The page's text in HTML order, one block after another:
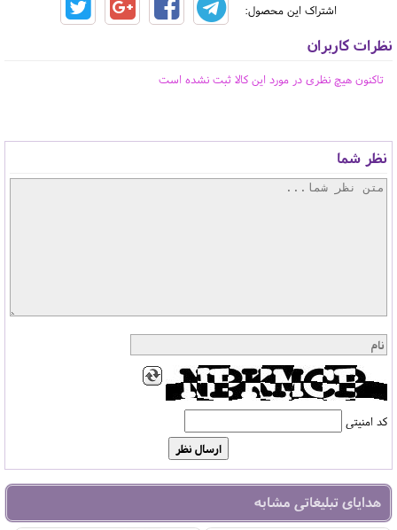
اشتراک این محصول:
نظرات کاربران
تاکنون هیچ نظری در مورد این کالا ثبت نشده است
نظر شما
کد امنیتی
هدایای تبلیغاتی مشابه